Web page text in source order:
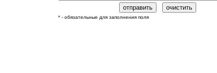
* - обязательные для заполнения поля